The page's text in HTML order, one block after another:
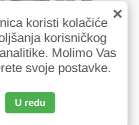
×
koristi kolačiće
korisničkog
Molimo Vas
svoje postavke.
U redu